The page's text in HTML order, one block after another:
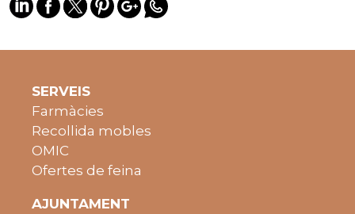
SERVEIS
Farmàcies
Recollida mobles
OMIC
Ofertes de feina
AJUNTAMENT